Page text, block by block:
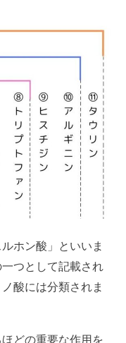
ホン酸」といいま
つとして記載され
酸には分類されま
どの重要な作用を